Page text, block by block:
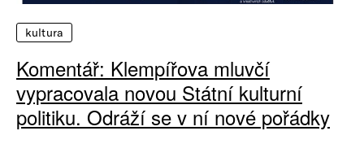
kultura
Komentář: Klempířova mluvčí
vypracovala novou Státní kulturní
politiku. Odráží se v ní nové pořádky